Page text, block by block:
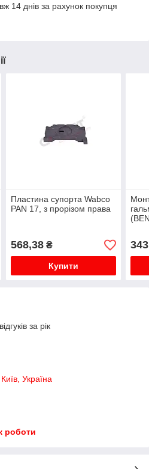
14 днів за рахунок покупця
Пластина супорта Wabco
PAN 17, з прорізом права
568,38₴
Купити
за рік
Україна
роботи